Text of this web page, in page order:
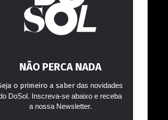
NÃO PERCA NADA
o primeiro a saberdas novidades
DoSol. Inscreva-se abaixo e receba
a nossa Newsletter.